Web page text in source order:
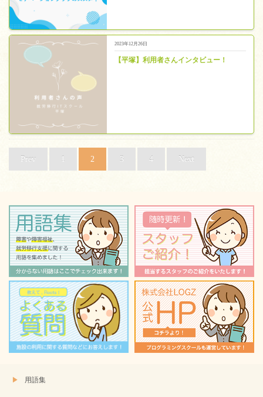
2023年12月26日
【平塚】利用者さんインタビュー！
Prev 1 2 3 4 Next
用語集